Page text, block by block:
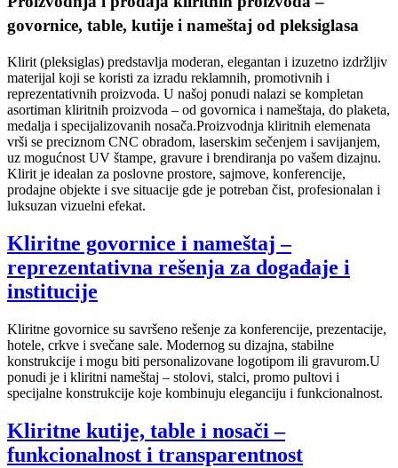
govornice, table, kutije i nameštaj od pleksiglasa
Klirit (pleksiglas) predstavlja moderan, elegantan i izuzetno izdržljiv
materijal koji se koristi za izradu reklamnih, promotivnih i
reprezentativnih proizvoda. U našoj ponudi nalazi se kompletan
asortiman kliritnih proizvoda – od govornica i nameštaja, do plaketa,
medalja i specijalizovanih nosača.Proizvodnja kliritnih elemenata
vrši se preciznom CNC obradom, laserskim sečenjem i savijanjem,
uz mogućnost UV štampe, gravure i brendiranja po vašem dizajnu.
Klirit je idealan za poslovne prostore, sajmove, konferencije,
prodajne objekte i sve situacije gde je potreban čist, profesionalan i
luksuzan vizuelni efekat.
Kliritne govornice i nameštaj –
reprezentativna rešenja za događaje i
institucije
Kliritne govornice su savršeno rešenje za konferencije, prezentacije,
hotele, crkve i svečane sale. Modernog su dizajna, stabilne
konstrukcije i mogu biti personalizovane logotipom ili gravurom.U
ponudi je i kliritni nameštaj – stolovi, stalci, promo pultovi i
specijalne konstrukcije koje kombinuju eleganciju i funkcionalnost.
Kliritne kutije, table i nosači –
funkcionalnost i transparentnost